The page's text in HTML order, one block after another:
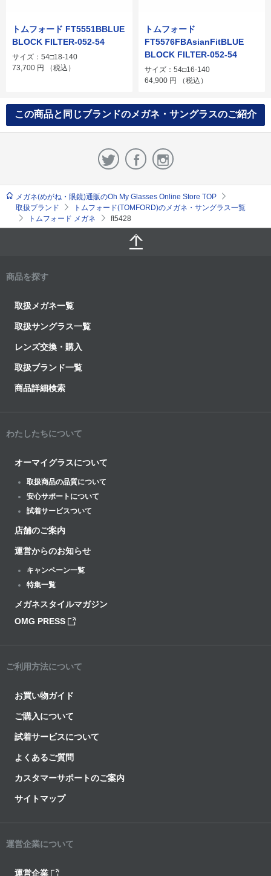
トムフォード FT5551BBLUE
BLOCK FILTER-052-54
サイズ：54□18-140
73,700 円 （税込）
トムフォード
FT5576FBAsianFitBLUE
BLOCK FILTER-052-54
サイズ：54□16-140
64,900 円 （税込）
この商品と同じブランドのメガネ・サングラスのご紹介
メガネ(めがね・眼鏡)通販のOh My Glasses Online Store TOP
取扱ブランド
トムフォード(TOMFORD)のメガネ・サングラス一覧
トムフォード メガネ
ft5428
商品を探す
取扱メガネ一覧
取扱サングラス一覧
レンズ交換・購入
取扱ブランド一覧
商品詳細検索
わたしたちについて
オーマイグラスについて
取扱商品の品質について
安心サポートについて
試着サービスついて
店舗のご案内
運営からのお知らせ
キャンペーン一覧
特集一覧
メガネスタイルマガジン
OMG PRESS
ご利用方法について
お買い物ガイド
ご購入について
試着サービスについて
よくあるご質問
カスタマーサポートのご案内
サイトマップ
運営企業について
運営企業